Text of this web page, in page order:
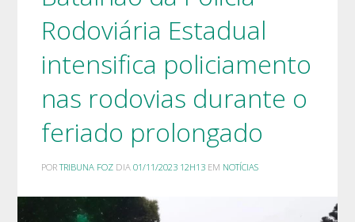
Rodoviária Estadual
intensifica policiamento
nas rodovias durante o
feriado prolongado
PORTRIBUNA FOZ DIA01/11/2023 12H13 EM NOTÍCIAS